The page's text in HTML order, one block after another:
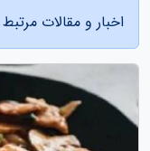
اخبار و مقالات مرتبط